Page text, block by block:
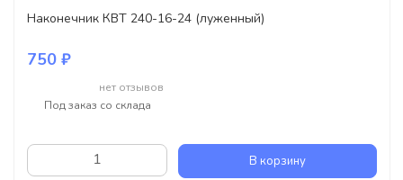
Наконечник КВТ 240-16-24 (луженный)
750 ₽
нет отзывов
Под заказ со склада
В корзину